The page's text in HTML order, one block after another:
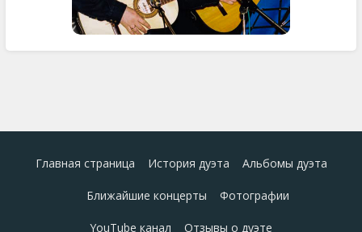
Главная страница История дуэта Альбомы дуэта
Ближайшие концерты Фотографии
YouTube канал Отзывы о дуэте